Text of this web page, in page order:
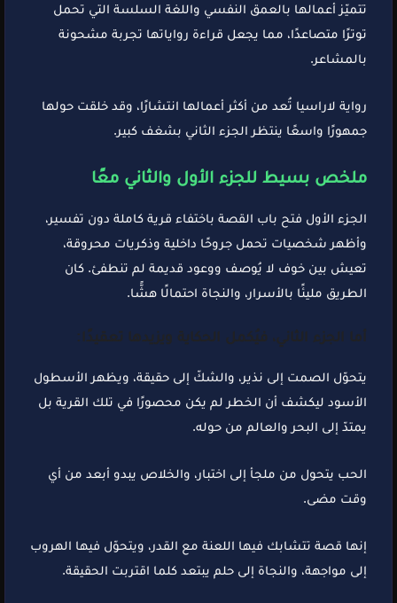
تتميّز أعمالها بالعمق النفسي واللغة السلسة التي تحمل
توترًا متصاعدًا، مما يجعل قراءة رواياتها تجربة مشحونة
بالمشاعر.
رواية لاراسيا تُعد من أكثر أعمالها انتشارًا، وقد خلقت حولها
جمهورًا واسعًا ينتظر الجزء الثاني بشغف كبير.
ملخص بسيط للجزء الأول والثاني معًا
الجزء الأول فتح باب القصة باختفاء قرية كاملة دون تفسير،
وأظهر شخصيات تحمل جروحًا داخلية وذكريات محروقة،
تعيش بين خوف لا يُوصف ووعود قديمة لم تنطفئ. كان
الطريق مليئًا بالأسرار، والنجاة احتمالًا هشًّا.
أما الجزء الثاني، فيُكمل الحكاية ويزيدها تعقيدًا:
يتحوّل الصمت إلى نذير، والشكّ إلى حقيقة، ويظهر الأسطول
الأسود ليكشف أن الخطر لم يكن محصورًا في تلك القرية بل
يمتدّ إلى البحر والعالم من حوله.
الحب يتحول من ملجأ إلى اختبار، والخلاص يبدو أبعد من أي
وقت مضى.
إنها قصة تتشابك فيها اللعنة مع القدر، ويتحوّل فيها الهروب
إلى مواجهة، والنجاة إلى حلم يبتعد كلما اقتربت الحقيقة.